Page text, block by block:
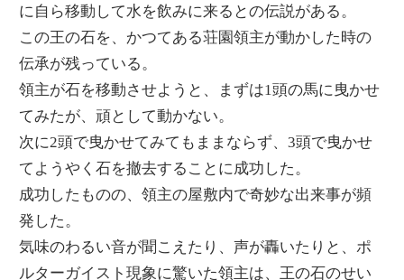
に自ら移動して水を飲みに来るとの伝説がある。
この王の石を、かつてある荘園領主が動かした時の
伝承が残っている。
領主が石を移動させようと、まずは1頭の馬に曳かせ
てみたが、頑として動かない。
次に2頭で曳かせてみてもままならず、3頭で曳かせ
てようやく石を撤去することに成功した。
成功したものの、領主の屋敷内で奇妙な出来事が頻
発した。
気味のわるい音が聞こえたり、声が轟いたりと、ポ
ルターガイスト現象に驚いた領主は、王の石のせい